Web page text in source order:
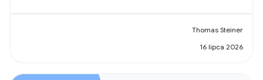
Thomas Steiner
16 lipca 2026